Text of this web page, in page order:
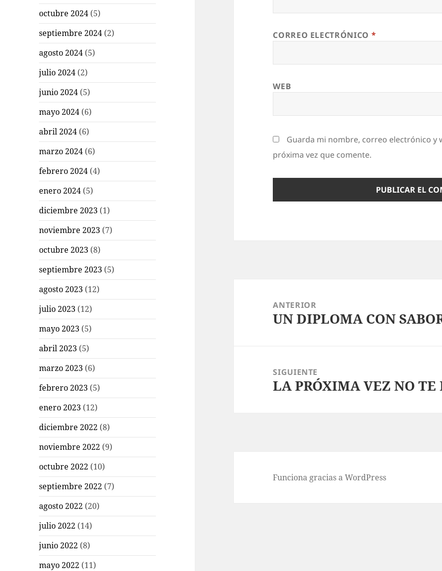
octubre 2024 (5)
septiembre 2024 (2)
agosto 2024 (5)
julio 2024 (2)
junio 2024 (5)
mayo 2024 (6)
abril 2024 (6)
marzo 2024 (6)
febrero 2024 (4)
enero 2024 (5)
diciembre 2023 (1)
noviembre 2023 (7)
octubre 2023 (8)
septiembre 2023 (5)
agosto 2023 (12)
julio 2023 (12)
mayo 2023 (5)
abril 2023 (5)
marzo 2023 (6)
febrero 2023 (5)
enero 2023 (12)
diciembre 2022 (8)
noviembre 2022 (9)
octubre 2022 (10)
septiembre 2022 (7)
agosto 2022 (20)
julio 2022 (14)
junio 2022 (8)
mayo 2022 (11)
CORREO ELECTRÓNICO *
WEB
Guarda mi nombre, correo electrónico y
próxima vez que comente.
entradas
ANTERIOR
Entrada
UN DIPLOMA CON
SIGUIENTE
Entrada
LA PRÓXIMA VEZ NO
Funciona gracias a WordPress